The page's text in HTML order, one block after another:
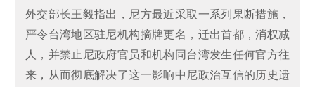
外交部长王毅指出，尼方最近采取一系列果断措施，
严令台湾地区驻尼机构摘牌更名，迁出首都，消权减
人，并禁止尼政府官员和机构同台湾发生任何官方往
来，从而彻底解决了这一影响中尼政治互信的历史遗